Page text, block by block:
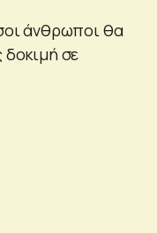
άνθρωποι θα
δοκιμή σε